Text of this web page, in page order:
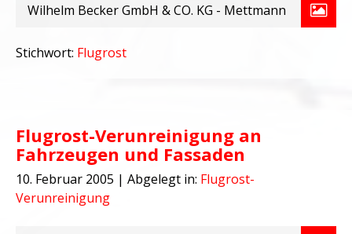
Wilhelm Becker GmbH & CO. KG - Mettmann
Stichwort: Flugrost
Flugrost-Verunreinigung an
Fahrzeugen und Fassaden
10. Februar 2005 | Abgelegt in: Flugrost-
Verunreinigung